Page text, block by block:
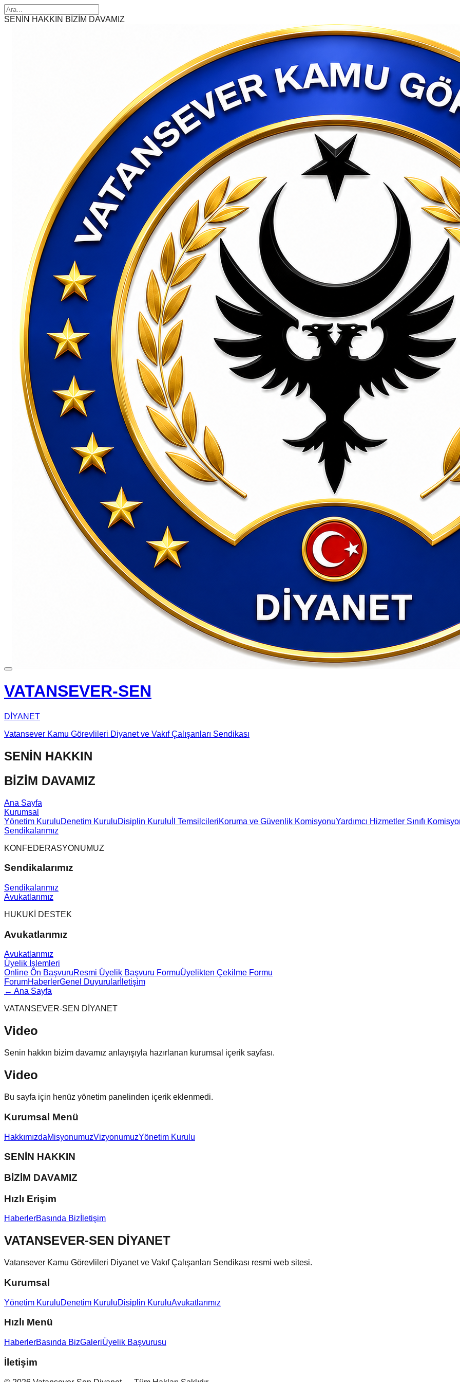
SENİN HAKKIN BİZİM DAVAMIZ
VATANSEVER-SEN
DİYANET
Vatansever Kamu Görevlileri Diyanet ve Vakıf Çalışanları Sendikası
SENİN HAKKIN
BİZİM DAVAMIZ
Ana Sayfa
Kurumsal
Yönetim KuruluDenetim KuruluDisiplin Kurulu İl TemsilcileriKoruma ve Güvenlik KomisyonuYardımcı Hizmetler Sınıfı
Sendikalarımız
KONFEDERASYONUMUZ
Sendikalarımız
Sendikalarımız
Avukatlarımız
HUKUKİ DESTEK
Avukatlarımız
Avukatlarımız
Üyelik İşlemleri
Online Ön BaşvuruResmi Üyelik Başvuru FormuÜyelikten Çekilme Formu
ForumHaberlerGenel Duyurular İletişim
← Ana Sayfa
VATANSEVER-SEN DİYANET
Video
Senin hakkın bizim davamız anlayışıyla hazırlanan kurumsal içerik sayfası.
Video
Bu sayfa için henüz yönetim panelinden içerik eklenmedi.
Kurumsal Menü
HakkımızdaMisyonumuzVizyonumuzYönetim Kurulu
SENİN HAKKIN
BİZİM DAVAMIZ
Hızlı Erişim
HaberlerBasında Biz İletişim
VATANSEVER-SEN DİYANET
Vatansever Kamu Görevlileri Diyanet ve Vakıf Çalışanları Sendikası resmi web sitesi.
Kurumsal
Yönetim KuruluDenetim KuruluDisiplin KuruluAvukatlarımız
Hızlı Menü
HaberlerBasında BizGaleriÜyelik Başvurusu
İletişim